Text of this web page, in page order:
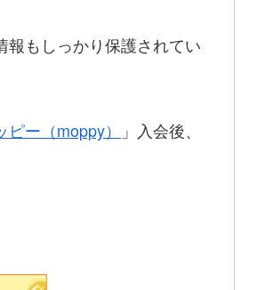
報もしっかり保護されてい
ピー（moppy）
」入会後、